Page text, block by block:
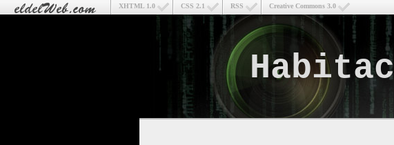
Creative Commons 3.0
RSS
CSS 2.1
XHTML 1.0